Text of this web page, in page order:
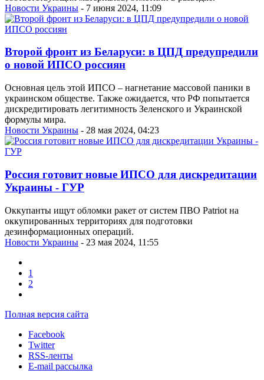
Новости Украины - 7 июня 2024, 11:09
Второй фронт из Беларуси: в ЦПД предупредили
о новой ИПСО россиян
Основная цель этой ИПСО – нагнетание массовой паники в
украинском обществе. Также ожидается, что РФ попытается
дискредитировать легитимность Зеленского и Украинской
формулы мира.
Новости Украины - 28 мая 2024, 04:23
Россия готовит новые ИПСО для дискредитации
Украины - ГУР
Оккупанты ищут обломки ракет от систем ПВО Patriot на
оккупированных территориях для подготовки
дезинформационных операций.
Новости Украины - 23 мая 2024, 11:55
1
2
Полная версия сайта
Facebook
Twitter
RSS-ленты
E-mail рассылка